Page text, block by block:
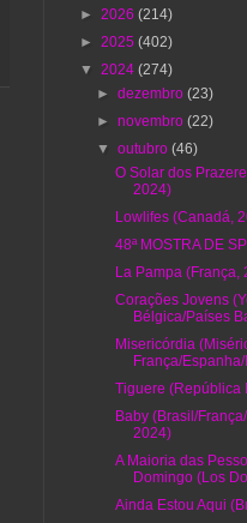
► 2026 (214)
► 2025 (402)
▼ 2024 (274)
►dezembro(23)
►novembro(22)
▼outubro(46)
O Solar dos
2024)
Lowlifes (Canadá,
48ª MOSTRA DE
La Pampa (França,
Corações Jovens
Bélgica/Países
Misericórdia
França/
Tiguere (República
Baby (Brasil/
2024)
A Maioria das
Domingo (Los
Ainda Estou Aqui